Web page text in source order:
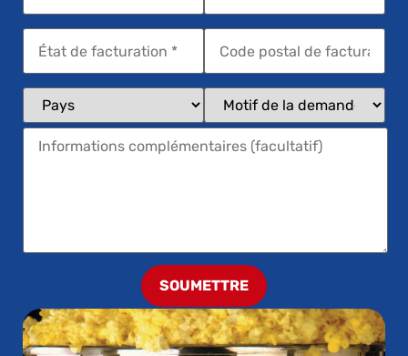
SOUMETTRE